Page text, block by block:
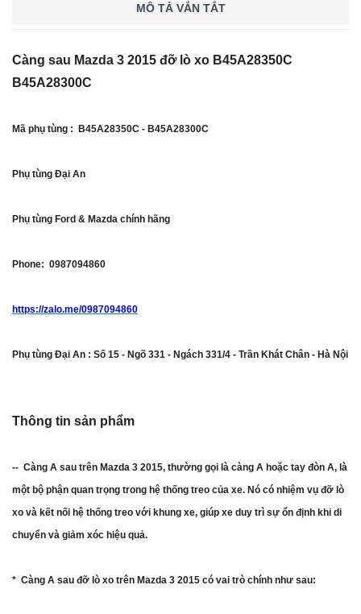
MÔ TẢ VẮN TẮT
Càng sau Mazda 3 2015 đỡ lò xo B45A28350C
B45A28300C
Mã phụ tùng : B45A28350C - B45A28300C
Phụ tùng Đại An
Phụ tùng Ford & Mazda chính hãng
Phone: 0987094860
https://zalo.me/0987094860
Phụ tùng Đại An : Số 15 - Ngõ 331 - Ngách 331/4 - Trần Khát Chân - Hà Nội
Thông tin sản phẩm
-- Càng A sau trên Mazda 3 2015, thường gọi là càng A hoặc tay đòn A, là
một bộ phận quan trọng trong hệ thống treo của xe. Nó có nhiệm vụ đỡ lò
xo và kết nối hệ thống treo với khung xe, giúp xe duy trì sự ổn định khi di
chuyển và giảm xóc hiệu quả.
* Càng A sau đỡ lò xo trên Mazda 3 2015 có vai trò chính như sau: